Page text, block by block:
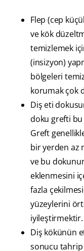
Flep (cep
ve kök
temizlemek
(insizyon)
bölgeleri
korumak çok
Diş eti
doku grefti
Greft
bir yerden az
ve bu
eklenmesini
fazla
yüzeylerini
iyileştirmektir.
Diş kökünün
sonucu tahrip